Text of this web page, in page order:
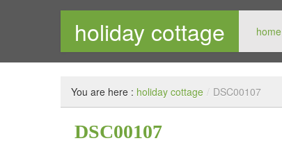
holiday cottage home
メンズセレクトショップ
You are here : holiday cottage / DSC00107
DSC00107